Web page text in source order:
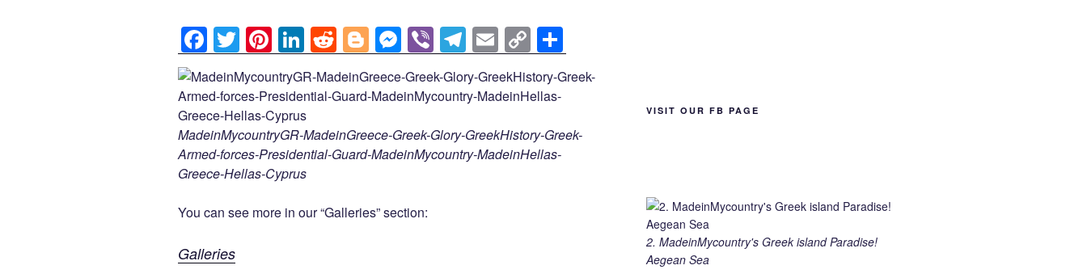
F
a
c
e
b
o
k
T
wi
tt
er
Pi
nt
er
e
st
Li
n
k
e
dI
n
R
e
d
t
Bl
o
g
er
M
e
ss
n
g
Vi
b
er
T
el
e
gr
a
m
E
m
ail
C
o
p
Li
n
h
ar
MadeinMycountryGR-MadeinGreece-Greek-Glory-GreekHistory-Greek-
Armed-forces-Presidential-Guard-MadeinMycountry-MadeinHellas-
Greece-Hellas-Cyprus
You can see more in our “Galleries” section:
Galleries
VISIT OUR FB PAGE
2. MadeinMycountry's Greek island Paradise!
Aegean Sea